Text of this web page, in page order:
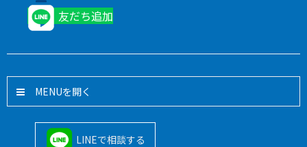
友だち追加
MENU
LINEで相談する